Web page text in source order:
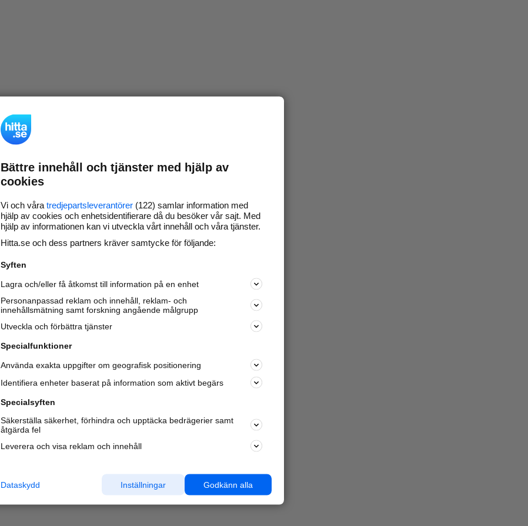
Bättre innehåll och tjänster med hjälp av
cookies
Vi och våra tredjepartsleverantörer (122) samlar information med
hjälp av cookies och enhetsidentifierare då du besöker vår sajt. Med
hjälp av informationen kan vi utveckla vårt innehåll och våra tjänster.
Hitta.se och dess partners kräver samtycke för följande:
Syften
Lagra och/eller få åtkomst till information på en enhet
Personanpassad reklam och innehåll, reklam- och
innehållsmätning samt forskning angående målgrupp
Utveckla och förbättra tjänster
Specialfunktioner
Använda exakta uppgifter om geografisk positionering
Identifiera enheter baserat på information som aktivt begärs
Specialsyften
Säkerställa säkerhet, förhindra och upptäcka bedrägerier samt
åtgärda fel
Leverera och visa reklam och innehåll
Godkänn alla
Inställningar
Dataskydd